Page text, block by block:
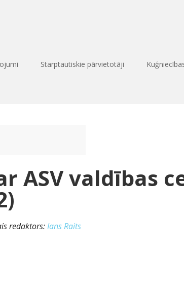
Starptautiskie pārvietotāji
ASV valdības
redaktors:Ians Raits